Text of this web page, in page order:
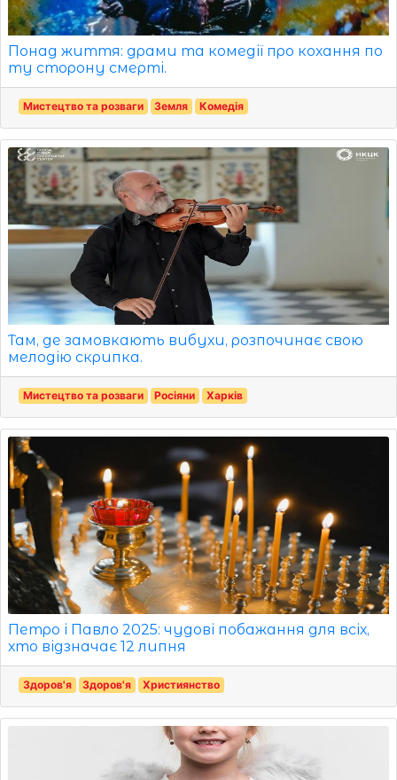
Понад життя: драми та комедії про кохання по
ту сторону смерті.
Мистецтво та розваги Земля Комедія
Там, де замовкають вибухи, розпочинає свою
мелодію скрипка.
Мистецтво та розваги Росіяни Харків
Петро і Павло 2025: чудові побажання для всіх,
хто відзначає 12 липня
Здоров'я Здоров'я Християнство